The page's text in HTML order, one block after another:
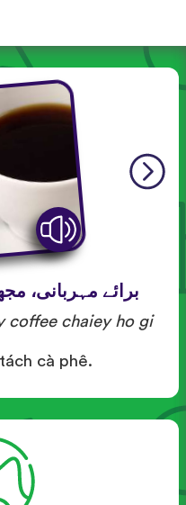
برائے مہربانی،
coffee chaiey ho gi
cà phê.